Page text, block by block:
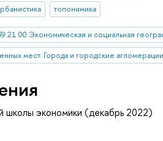
топонимика
Экономическая и социальная
мест. Города и городские агломерации
школы экономики (декабрь 2022)